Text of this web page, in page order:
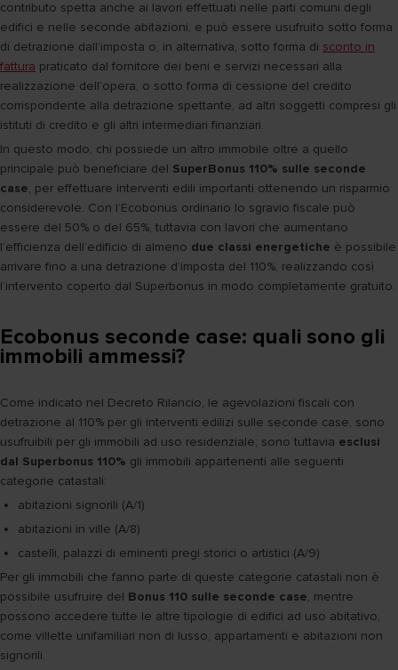
contributo spetta anche ai lavori effettuati nelle parti comuni degli
edifici e nelle seconde abitazioni, e può essere usufruito sotto forma
di detrazione dall’imposta o, in alternativa, sotto forma di sconto in
fattura praticato dal fornitore dei beni e servizi necessari alla
realizzazione dell’opera, o sotto forma di cessione del credito
corrispondente alla detrazione spettante, ad altri soggetti compresi gli
istituti di credito e gli altri intermediari finanziari.
In questo modo, chi possiede un altro immobile oltre a quello
principale può beneficiare del SuperBonus 110% sulle seconde
case, per effettuare interventi edili importanti ottenendo un risparmio
considerevole. Con l’Ecobonus ordinario lo sgravio fiscale può
essere del 50% o del 65%, tuttavia con lavori che aumentano
l’efficienza dell’edificio di almeno due classi energetiche è possibile
arrivare fino a una detrazione d’imposta del 110%, realizzando così
l’intervento coperto dal Superbonus in modo completamente gratuito.
Ecobonus seconde case: quali sono gli
immobili ammessi?
Come indicato nel Decreto Rilancio, le agevolazioni fiscali con
detrazione al 110% per gli interventi edilizi sulle seconde case, sono
usufruibili per gli immobili ad uso residenziale; sono tuttavia esclusi
dal Superbonus 110% gli immobili appartenenti alle seguenti
categorie catastali:
abitazioni signorili (A/1)
abitazioni in ville (A/8)
castelli, palazzi di eminenti pregi storici o artistici (A/9)
Per gli immobili che fanno parte di queste categorie catastali non è
possibile usufruire del Bonus 110 sulle seconde case, mentre
possono accedere tutte le altre tipologie di edifici ad uso abitativo,
come villette unifamiliari non di lusso, appartamenti e abitazioni non
signorili.